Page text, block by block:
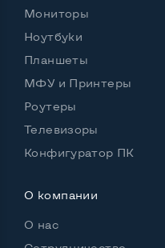
Наклон, вверх вниз
Особенности
Цвет
Мониторы
Ноутбуки
Планшеты
МФУ и Принтеры
Роутеры
Телевизоры
Конфигуратор ПК
О компании
О нас